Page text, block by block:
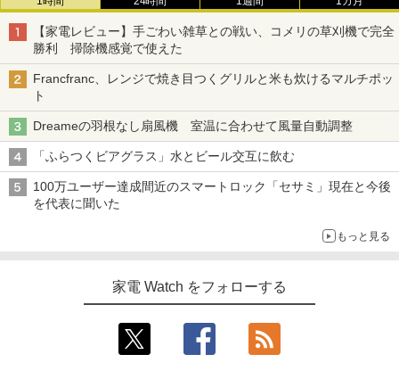
【家電レビュー】手ごわい雑草との戦い、コメリの草刈機で完全
勝利 掃除機感覚で使えた
Francfranc、レンジで焼き目つくグリルと米も炊けるマルチポッ
ト
Dreameの羽根なし扇風機 室温に合わせて風量自動調整
「ふらつくビアグラス」水とビール交互に飲む
100万ユーザー達成間近のスマートロック「セサミ」現在と今後
を代表に聞いた
もっと見る
家電 Watch をフォローする